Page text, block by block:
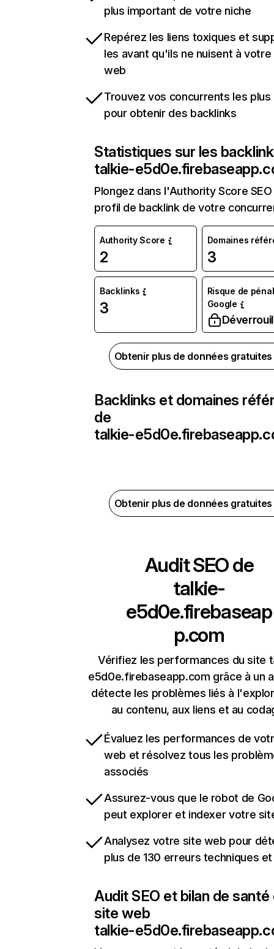
plus important de votre niche
Repérez les liens toxiques et
les avant qu'ils ne nuisent à
web
Trouvez vos concurrents les
pour obtenir des backlinks
Statistiques sur les
talkie-
Plongez dans l'Authority Score
profil de backlink de votre
Authority Score
2
Domaines
3
Backlinks
3
Risque de
Google
Obtenir plus de données
Backlinks et domaines
de
talkie-
Obtenir plus de données
Audit SEO de
talkie-
e5d0e.firebaseap
p.com
Vérifiez les performances du site
e5d0e.firebaseapp.com grâce à un
détecte les problèmes liés à
au contenu, aux liens et au
Évaluez les performances de
web et résolvez tous les
associés
Assurez-vous que le robot de
peut explorer et indexer votre
Analysez votre site web pour
plus de 130 erreurs techniques et
Audit SEO et bilan de santé
site web
talkie-